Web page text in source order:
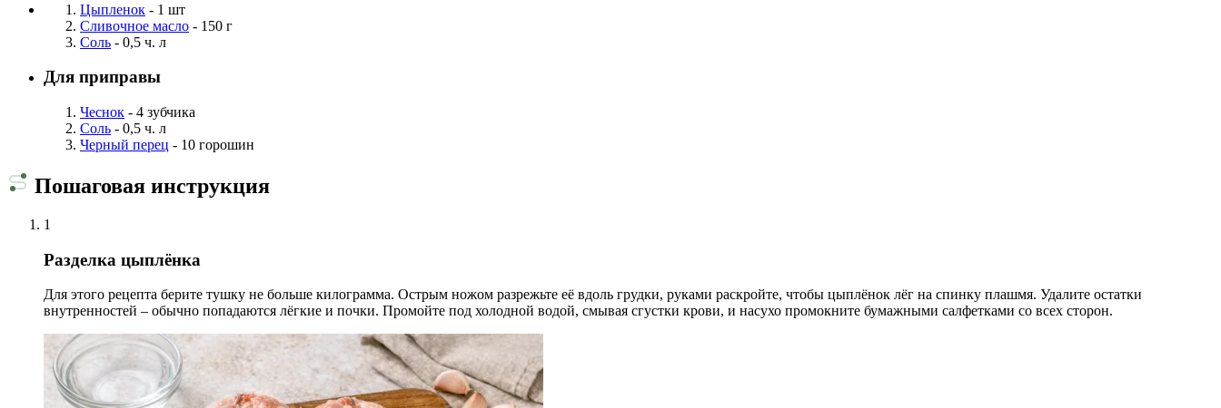
Цыпленок - 1 шт
Сливочное масло - 150 г
Соль - 0,5 ч. л
Для приправы
Чеснок - 4 зубчика
Соль - 0,5 ч. л
Черный перец - 10 горошин
Пошаговая инструкция
1
Разделка цыплёнка
Для этого рецепта берите тушку не больше килограмма. Острым ножом разрежьте её вдоль грудки, руками раскройте, чтобы цыплёнок лёг на спинку плашмя. Удалите остатки
внутренностей – обычно попадаются лёгкие и почки. Промойте под холодной водой, смывая сгустки крови, и насухо промокните бумажными салфетками со всех сторон.